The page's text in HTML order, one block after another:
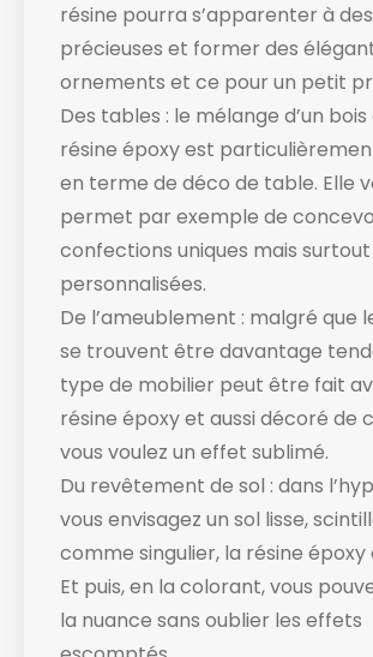
résine pourra s’apparenter à
précieuses et former des
ornements et ce pour un petit
Des tables : le mélange d’un
résine époxy est
en terme de déco de table. Elle
permet par exemple de
confections uniques mais surtout
personnalisées.
De l’ameublement : malgré que
se trouvent être davantage
type de mobilier peut être fait
résine époxy et aussi décoré de
vous voulez un effet sublimé.
Du revêtement de sol : dans
vous envisagez un sol lisse,
comme singulier, la résine époxy
Et puis, en la colorant, vous
la nuance sans oublier les effets